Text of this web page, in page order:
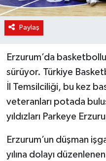
Paylaş
Erzurum’da
sürüyor. Türkiye
İl Temsilciliği, bu kez
veteranları potada
yıldızları Parkeye
Erzurum’un düşman
yılına dolayı
Sağlık
Siyaset
Spor
Türkiye